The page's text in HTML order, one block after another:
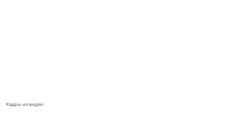
Кадры из видео